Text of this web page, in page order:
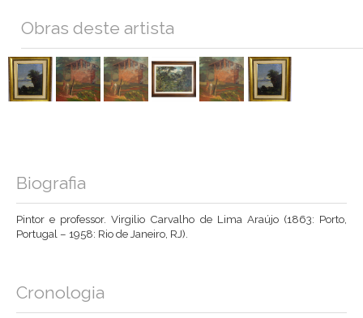
Obras deste artista
Biografia
Pintor e professor. Virgilio Carvalho de Lima Araújo (1863: Porto,
Portugal – 1958: Rio de Janeiro, RJ).
Cronologia